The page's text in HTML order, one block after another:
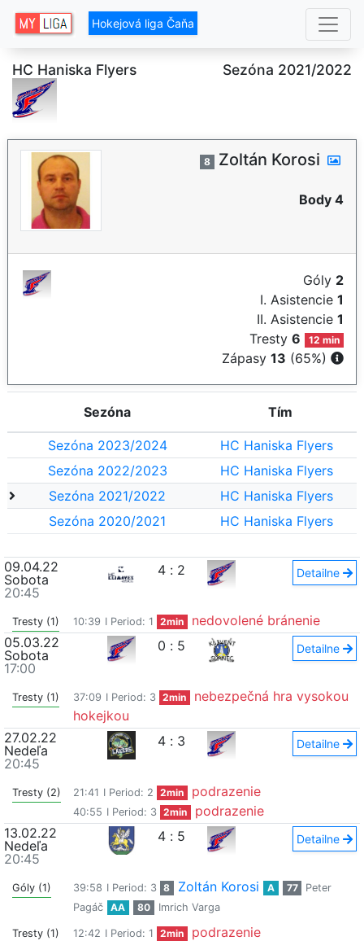
Hokejová liga Čaňa
HC Haniska Flyers Sezóna 2021/2022
8 Zoltán Korosi
Body 4
Góly 2
I. Asistencie 1
II. Asistencie 1
Tresty6 12 min
Zápasy 13 (65%)
Sezóna Tím
Sezóna 2023/2024
HC Haniska Flyers
Sezóna 2022/2023
HC Haniska Flyers
Sezóna 2021/2022
HC Haniska Flyers
Sezóna 2020/2021
HC Haniska Flyers
09.04.22
Sobota
20:45
4 : 2 Detailne
Tresty (1) 10:39 I Period: 1 2min
nedovolené bránenie
05.03.22
Sobota
17:00
0 : 5 Detailne
Tresty (1) 37:09 I Period: 3 2min
nebezpečná hra vysokou
hokejkou
27.02.22
Nedeľa
20:45
4 : 3 Detailne
Tresty (2) 21:41 I Period: 2 2min podrazenie
40:55 I Period: 3 2min
podrazenie
13.02.22
Nedeľa
20:45
4 : 5 Detailne
Góly (1) 39:58 I Period: 3 8 Zoltán Korosi A 77
Peter
Pagáč
AA 80 Imrich Varga
Tresty (1) 12:42 I Period: 1 2min
podrazenie